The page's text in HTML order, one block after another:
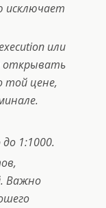
исключает
или
открывать
той цене,
1:1000.
Важно